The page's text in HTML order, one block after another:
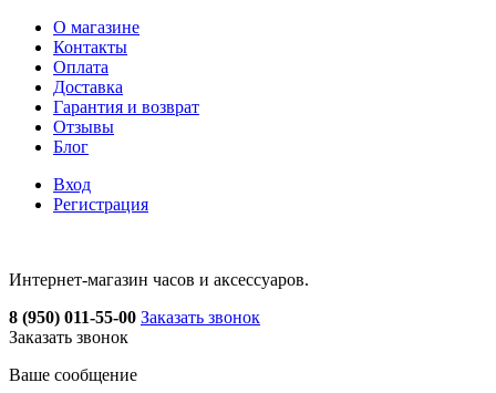
О магазине
Контакты
Оплата
Доставка
Гарантия и возврат
Отзывы
Блог
Вход
Регистрация
Интернет-магазин часов и аксессуаров.
8 (950) 011-55-00 Заказать звонок
Заказать звонок
Ваше сообщение